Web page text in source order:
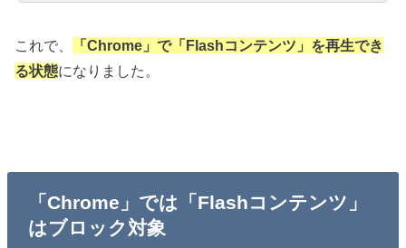
これで、
「Chrome」で「Flashコンテンツ」を再生でき
る状態になりました。
「Chrome」では「Flashコンテンツ」
はブロック対象